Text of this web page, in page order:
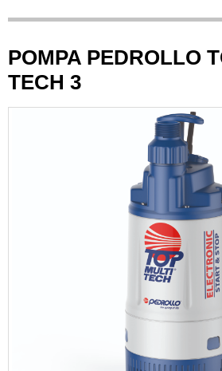
POMPA PEDROLLO
TECH 3